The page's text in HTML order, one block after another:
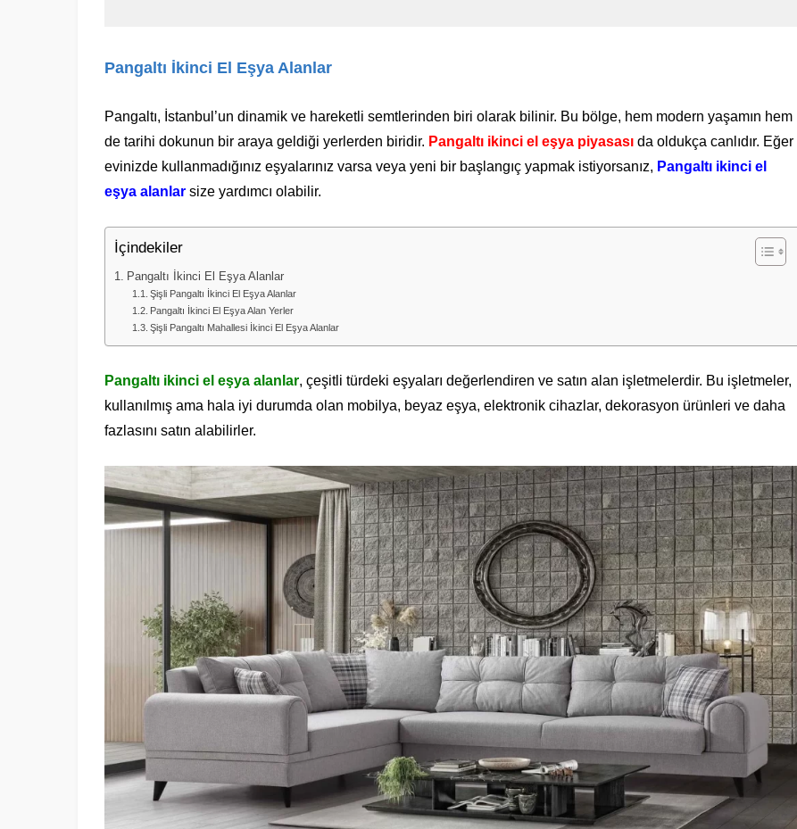
Pangaltı İkinci El Eşya Alanlar
Pangaltı, İstanbul’un dinamik ve hareketli semtlerinden biri olarak bilinir. Bu bölge, hem modern yaşamın hem
de tarihi dokunun bir araya geldiği yerlerden biridir. Pangaltı ikinci el eşya piyasası da oldukça canlıdır. Eğer
evinizde kullanmadığınız eşyalarınız varsa veya yeni bir başlangıç yapmak istiyorsanız, Pangaltı ikinci el
eşya alanlar size yardımcı olabilir.
İçindekiler
Pangaltı İkinci El Eşya Alanlar
Şişli Pangaltı İkinci El Eşya Alanlar
Pangaltı İkinci El Eşya Alan Yerler
Şişli Pangaltı Mahallesi İkinci El Eşya Alanlar
Pangaltı ikinci el eşya alanlar, çeşitli türdeki eşyaları değerlendiren ve satın alan işletmelerdir. Bu işletmeler,
kullanılmış ama hala iyi durumda olan mobilya, beyaz eşya, elektronik cihazlar, dekorasyon ürünleri ve daha
fazlasını satın alabilirler.